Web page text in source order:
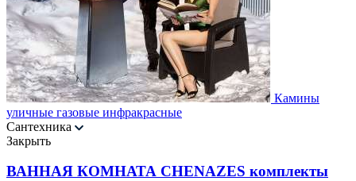
Камины
уличные газовые инфракрасные
Сантехника
Закрыть
ВАННАЯ КОМНАТА CHENAZES комплекты